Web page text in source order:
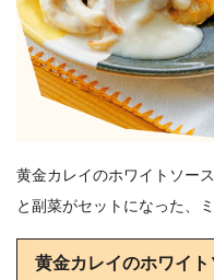
黄金カレイのホワイトソー
と副菜がセットになった、
黄金カレイのホワイ